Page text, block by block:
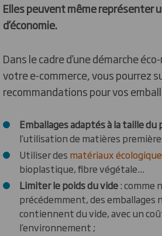
Elles peuvent même représenter
d’économie.
Dans le cadre d’une démarche
votre e-commerce, vous pourrez
recommandations pour vos
Emballages adaptés à la taille
l’utilisation de matières
Utiliser des matériaux
bioplastique, fibre végétale...
Limiter le poids du vide: comme
précédemment, des emballages
contiennent du vide, avec un
l’environnement ;